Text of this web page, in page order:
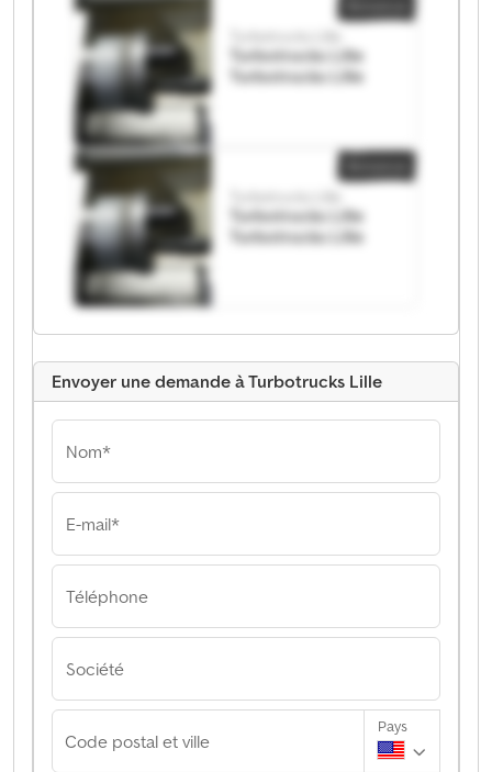
Turbotrucks Lille
Turbotrucks Lille
Turbotrucks Lille
Turbotrucks Lille
Envoyer une demande à Turbotrucks Lille
Nom*
E-mail*
Téléphone
Société
Code postal et ville
Pays